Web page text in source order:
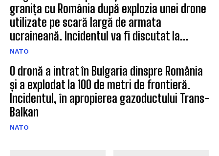
granița cu România după explozia unei drone
utilizate pe scară largă de armata
ucraineană. Incidentul va fi discutat la...
NATO
O dronă a intrat în Bulgaria dinspre România
și a explodat la 100 de metri de frontieră.
Incidentul, în apropierea gazoductului Trans-
Balkan
NATO